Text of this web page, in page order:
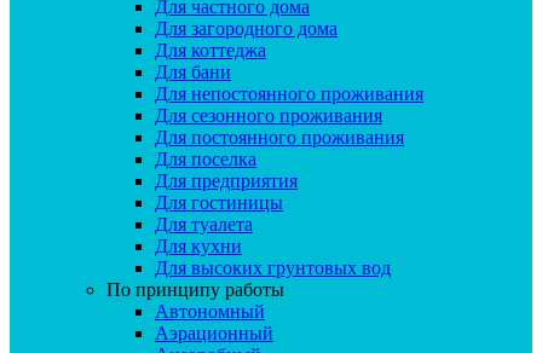
Для частного дома
Для загородного дома
Для коттеджа
Для бани
Для непостоянного проживания
Для сезонного проживания
Для постоянного проживания
Для поселка
Для предприятия
Для гостиницы
Для туалета
Для кухни
Для высоких грунтовых вод
По принципу работы
Автономный
Аэрационный